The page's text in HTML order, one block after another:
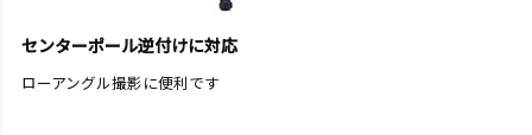
センターポール逆付けに対応
ローアングル撮影に便利です